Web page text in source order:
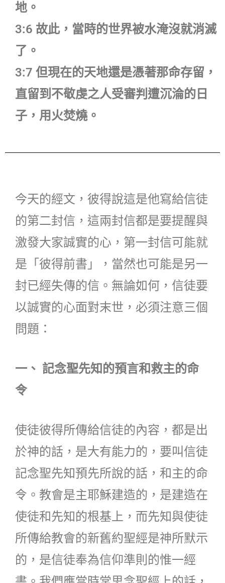
地。
3:6 故此，當時的世界被水淹沒就消滅
了。
3:7 但現在的天地還是憑著那命存留，
直留到不敬虔之人受審判遭沉淪的日
子，用火焚燒。
今天的經文，彼得說這是他寫給信徒
的第二封信，這兩封信都是要提醒與
激發大家誠實的心，第一封信可能就
是「彼得前書」，當然也可能是另一
封已經失傳的信。無論如何，信徒要
以誠實的心面對末世，必須注意三個
問題：
一、 記念聖先知的預言和救主的命
令
使徒彼得所傳給信徒的內容，都是出
於神的話，是大有能力的，要叫信徒
記念聖先知預先所說的話，和主的命
令。教會是主耶穌建造的，是建造在
使徒和先知的根基上，而先知與使徒
所傳給教會的新舊約聖經是神所默示
的，是信徒奉為信仰準則的惟一經